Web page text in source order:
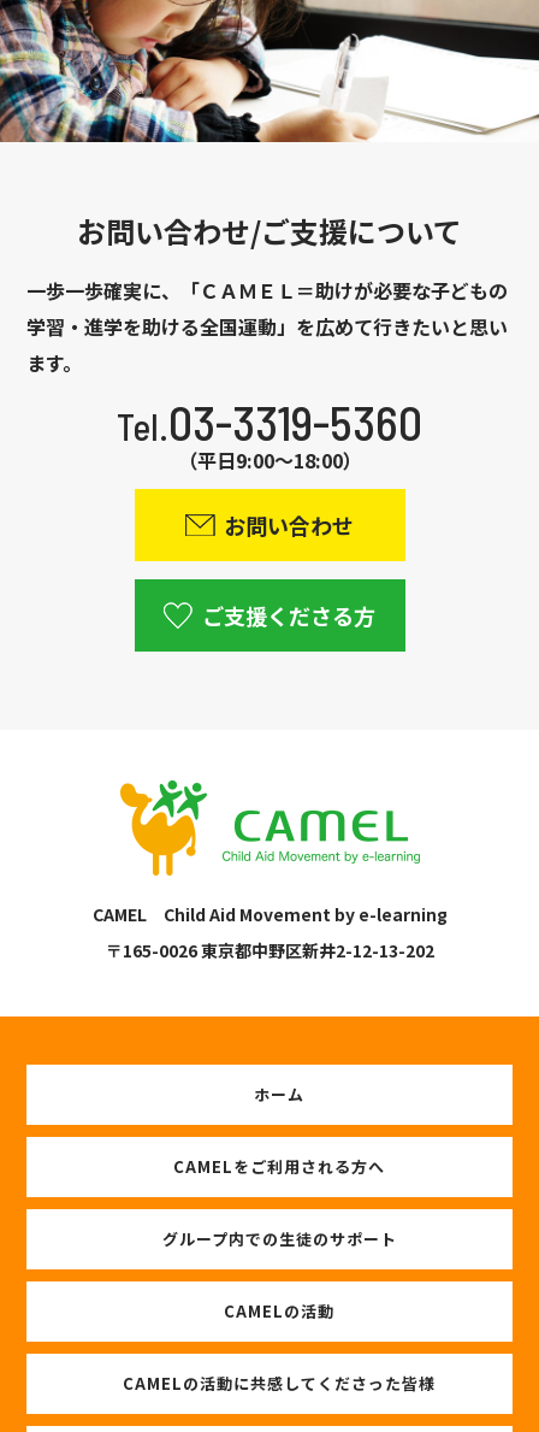
お問い合わせ/ご支援について
一歩一歩確実に、「ＣＡＭＥＬ＝助けが必要な子どもの
学習・進学を助ける全国運動」を広めて行きたいと思い
ます。
Tel.03-3319-5360
（平日9:00～18:00）
お問い合わせ
ご支援くださる方
CAMEL Child Aid Movement by e-learning
〒165-0026 東京都中野区新井2-12-13-202
ホーム
CAMELをご利用される方へ
グループ内での生徒のサポート
CAMELの活動
CAMELの活動に共感してくださった皆様